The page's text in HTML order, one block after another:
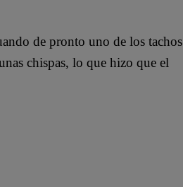
de pronto uno de los tachos
chispas, lo que hizo que el